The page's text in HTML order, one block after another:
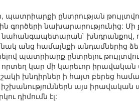
պատրիարքի ընտրության
գործերի նախարարությունից:
նահանգապետարան` խնդրանքով,
անց համայնքի անդամներից
պատրիարք ընտրելու
որտեղ կար մի կարեւոր
խնդիրներ ի հայտ բերեց
այս իրավական
դիմումն էլ: